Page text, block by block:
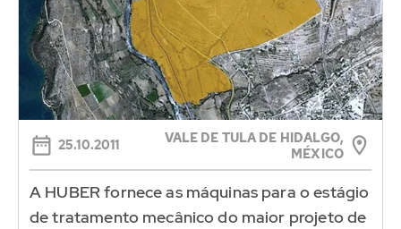
25.10.2011
VALE DE TULA DE HIDALGO,
MÉXICO
A HUBER fornece as máquinas para o estágio
de tratamento mecânico do maior projeto de